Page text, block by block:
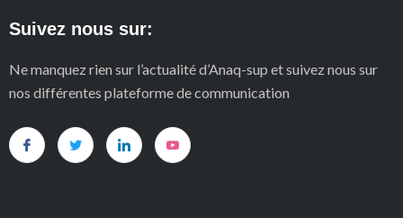
Suivez nous sur:
Ne manquez rien sur l’actualité d’Anaq-sup et suivez nous sur
nos différentes plateforme de communication